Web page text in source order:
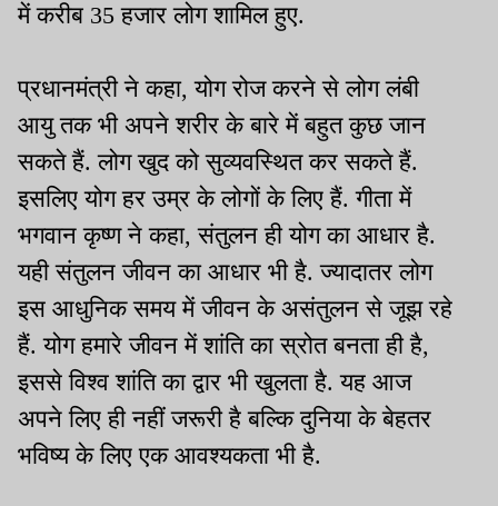
में करीब 35 हजार लोग शामिल हुए.
प्रधानमंत्री ने कहा, योग रोज करने से लोग लंबी
आयु तक भी अपने शरीर के बारे में बहुत कुछ जान
सकते हैं. लोग खुद को सुव्यवस्थित कर सकते हैं.
इसलिए योग हर उम्र के लोगों के लिए हैं. गीता में
भगवान कृष्ण ने कहा, संतुलन ही योग का आधार है.
यही संतुलन जीवन का आधार भी है. ज्यादातर लोग
इस आधुनिक समय में जीवन के असंतुलन से जूझ रहे
हैं. योग हमारे जीवन में शांति का स्रोत बनता ही है,
इससे विश्व शांति का द्वार भी खुलता है. यह आज
अपने लिए ही नहीं जरूरी है बल्कि दुनिया के बेहतर
भविष्य के लिए एक आवश्यकता भी है.